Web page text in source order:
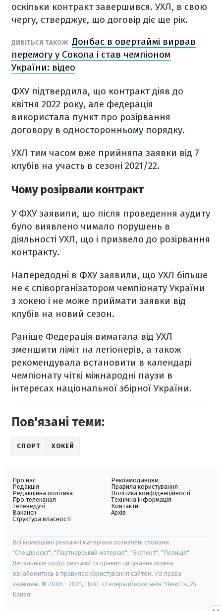
оскільки контракт завершився. УХЛ, в свою
чергу, стверджує, що договір діє ще рік.
ДИВІТЬСЯ ТАКОЖ Донбас в овертаймі вирвав
перемогу у Сокола і став чемпіоном
України: відео
ФХУ підтвердила, що контракт діяв до
квітня 2022 року, але федерація
використала пункт про розірвання
договору в односторонньому порядку.
УХЛ тим часом вже прийняла заявки від 7
клубів на участь в сезоні 2021/22.
Чому розірвали контракт
У ФХУ заявили, що після проведення аудиту
було виявлено чимало порушень в
діяльності УХЛ, що і призвело до розірвання
контракту.
Напередодні в ФХУ заявили, що УХЛ більше
не є співорганізатором чемпіонату України
з хокею і не може приймати заявки від
клубів на новий сезон.
Раніше Федерація вимагала від УХЛ
зменшити ліміт на легіонерів, а також
рекомендувала встановити в календарі
чемпіонату чіткі міжнародні паузи в
інтересах національної збірної України.
Пов'язані теми:
СПОРТ ХОКЕЙ
Про нас
Редакція
Редакційна політика
Про телеканал
Телеведучі
Вакансії
Структура власності
Рекламодавцям
Правила користування
Політика конфіденційності
Технічна інформація
Контакти
Архів
Всі комерційні рекламні матеріали позначені словами
"Спецпроєкт", "Партнерський матеріал", "Експерт", "Позиція".
Детальніше щодо реклами та правил цитування можна
ознайомитись в правилах користування сайтом. Усі права
захищені. © 2005—2021, ПрАТ «Телерадіокомпанія "Люкс"», 24
Канал.